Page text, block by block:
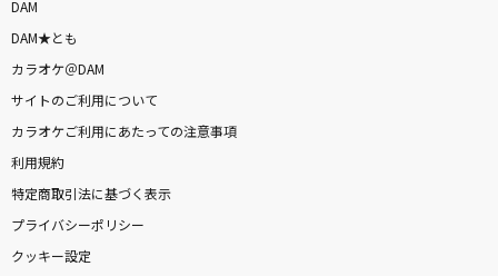
DAM
DAM★とも
カラオケ＠DAM
サイトのご利用について
カラオケご利用にあたっての注意事項
利用規約
特定商取引法に基づく表示
プライバシーポリシー
クッキー設定